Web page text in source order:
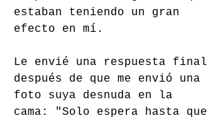
estaban teniendo un gran
efecto en mí.
Le envié una respuesta final
después de que me envió una
foto suya desnuda en la
cama: "Solo espera hasta que